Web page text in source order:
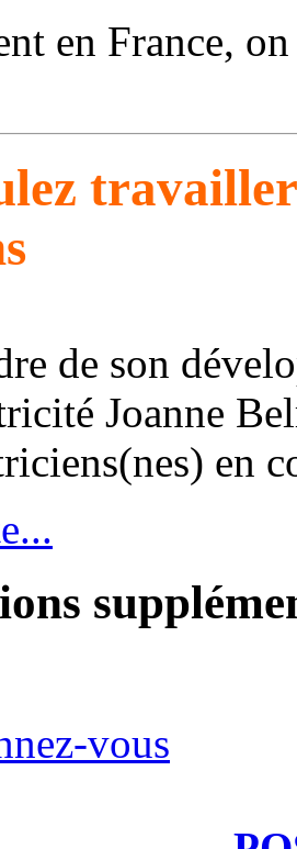
en France,
de son
Joanne
en
vous